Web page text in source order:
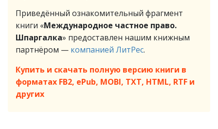
Приведённый ознакомительный фрагмент
книги «Международное частное право.
Шпаргалка» предоставлен нашим книжным
партнёром — компанией ЛитРес.
Купить и скачать полную версию книги в
форматах FB2, ePub, MOBI, TXT, HTML, RTF и
других